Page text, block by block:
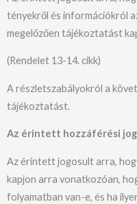
tényekről és információkról
megelőzően tájékoztatást
(Rendelet 13-14. cikk)
A részletszabályokról a
tájékoztatást.
Az érintett hozzáférési
Az érintett jogosult arra,
kapjon arra vonatkozóan,
folyamatban van-e, és ha